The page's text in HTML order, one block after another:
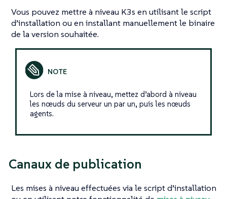
Vous pouvez mettre à niveau K3s en utilisant le script
d’installation ou en installant manuellement le binaire
de la version souhaitée.
Lors de la mise à niveau, mettez d’abord à niveau
les nœuds du serveur un par un, puis les nœuds
agents.
Canaux de publication
Les mises à niveau effectuées via le script d’installation